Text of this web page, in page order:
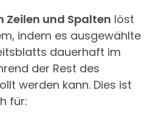
Zeilen und Spalten löst
indem es ausgewählte
dauerhaft im
der Rest des
werden kann. Dies ist
für: